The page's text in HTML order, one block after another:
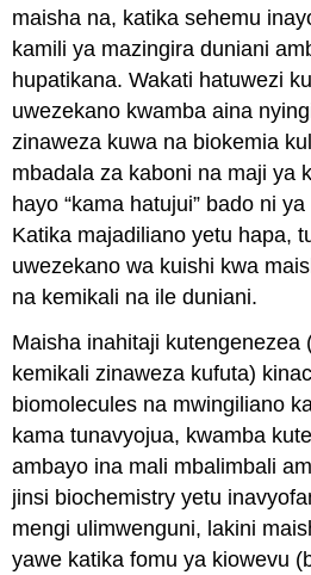
maisha na, katika sehemu
kamili ya mazingira duniani
hupatikana. Wakati hatuwezi
uwezekano kwamba aina
zinaweza kuwa na biokemia
mbadala za kaboni na maji ya
hayo “kama hatujui” bado ni
Katika majadiliano yetu hapa,
uwezekano wa kuishi kwa
na kemikali na ile duniani.
Maisha inahitaji kutengenezea
kemikali zinaweza kufuta)
biomolecules na mwingiliano
kama tunavyojua, kwamba
ambayo ina mali mbalimbali
jinsi biochemistry yetu
mengi ulimwenguni, lakini
yawe katika fomu ya kiowevu